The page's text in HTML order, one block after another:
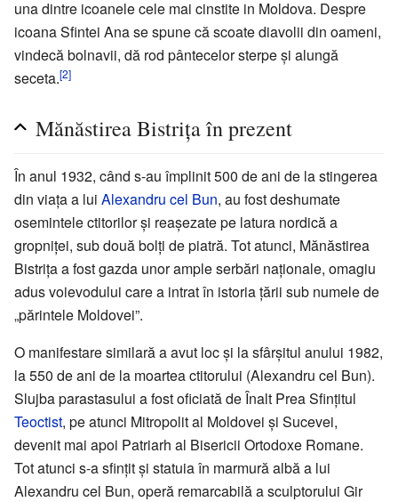
una dintre icoanele cele mai cinstite in Moldova. Despre
icoana Sfintei Ana se spune că scoate diavolii din oameni,
vindecă bolnavii, dă rod pântecelor sterpe și alungă
seceta.[2]
Mănăstirea Bistrița în prezent
În anul 1932, când s-au împlinit 500 de ani de la stingerea
din viața a lui Alexandru cel Bun, au fost deshumate
osemintele ctitorilor și reașezate pe latura nordică a
gropniței, sub două bolți de piatră. Tot atunci, Mănăstirea
Bistrița a fost gazda unor ample serbări naționale, omagiu
adus voievodului care a intrat în istoria țării sub numele de
„părintele Moldovei”.
O manifestare similară a avut loc și la sfârșitul anului 1982,
la 550 de ani de la moartea ctitorului (Alexandru cel Bun).
Slujba parastasului a fost oficiată de Înalt Prea Sfințitul
Teoctist, pe atunci Mitropolit al Moldovei și Sucevei,
devenit mai apoi Patriarh al Bisericii Ortodoxe Romane.
Tot atunci s-a sfințit și statuia în marmură albă a lui
Alexandru cel Bun, operă remarcabilă a sculptorului Gir